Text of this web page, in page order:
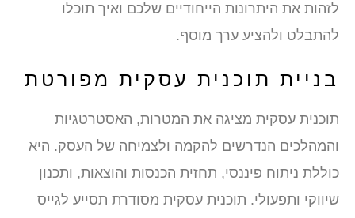
לזהות את היתרונות הייחודיים שלכם ואיך תוכלו
להתבלט ולהציע ערך מוסף.
בניית תוכנית עסקית מפורטת
תוכנית עסקית מציגה את המטרות, האסטרטגיות
והמהלכים הנדרשים להקמה ולצמיחה של העסק. היא
כוללת ניתוח פיננסי, תחזית הכנסות והוצאות, ותכנון
שיווקי ותפעולי. תוכנית עסקית מסודרת תסייע לגייס